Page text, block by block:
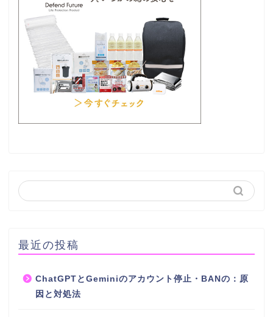
最近の投稿
ChatGPTとGeminiのアカウント停止・BANの：原
因と対処法